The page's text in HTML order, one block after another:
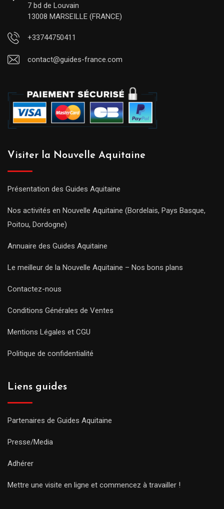
7 bd de Louvain
13008 MARSEILLE (FRANCE)
+33744750411
contact@guides-france.com
Visiter la Nouvelle Aquitaine
Présentation des Guides Aquitaine
Nos activités en Nouvelle Aquitaine (Bordelais, Pays Basque,
Poitou, Dordogne)
Annuaire des Guides Aquitaine
Le meilleur de la Nouvelle Aquitaine – Nos bons plans
Contactez-nous
Conditions Générales de Ventes
Mentions Légales et CGU
Politique de confidentialité
Liens guides
Partenaires de Guides Aquitaine
Presse/Media
Adhérer
Mettre une visite en ligne et commencez à travailler !